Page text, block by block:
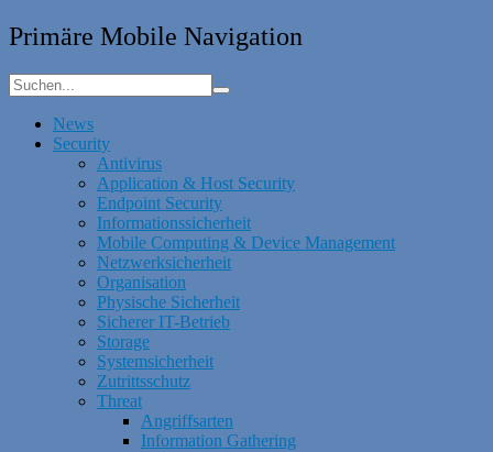
Primäre Mobile Navigation
News
Security
Antivirus
Application & Host Security
Endpoint Security
Informationssicherheit
Mobile Computing & Device Management
Netzwerksicherheit
Organisation
Physische Sicherheit
Sicherer IT-Betrieb
Storage
Systemsicherheit
Zutrittsschutz
Threat
Angriffsarten
Information Gathering